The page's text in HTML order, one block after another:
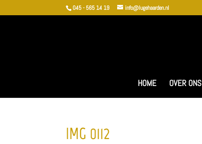
045 - 565 14 19 info@lugehaarden.nl
HOME OVER ONS
IMG_0112